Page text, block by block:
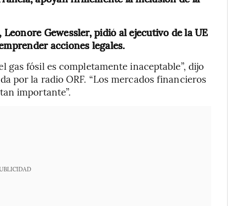
Gewessler, pidió al ejecutivo de la UE
acciones legales.
gas fósil es completamente inaceptable”, dijo
por la radio ORF. “Los mercados financieros
importante”.